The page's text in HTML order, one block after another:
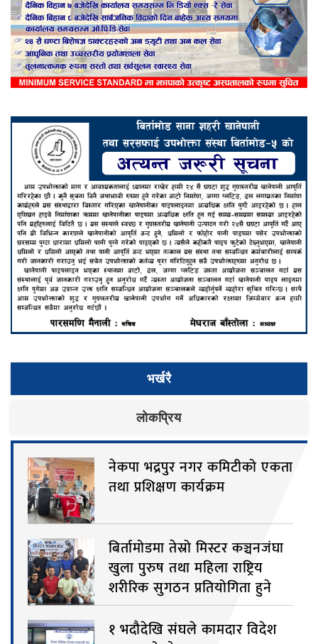
भर्खरै
लाेकप्रिय
नेकपा भद्रपुर नगर कमिटीको एकता
तथा प्रशिक्षण कार्यक्रम
बिर्तामोडमा तेस्रो मिस्टर कञ्चनजंघा
खुला पुरुष तथा महिला राष्ट्रिय
शरीरिक सुगठन प्रतियोगिता हुने
१ भदौदेखि संघले कामदार विदेश